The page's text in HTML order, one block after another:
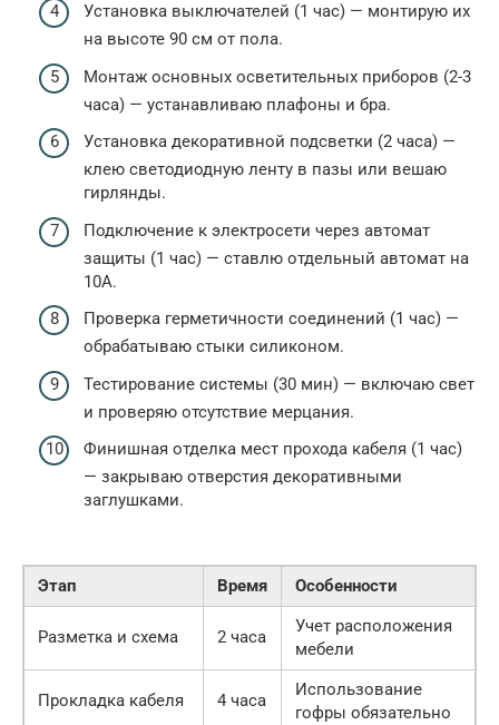
Установка выключателей (1 час) — монтирую их
на высоте 90 см от пола.
Монтаж основных осветительных приборов (2-3
часа) — устанавливаю плафоны и бра.
Установка декоративной подсветки (2 часа) —
клею светодиодную ленту в пазы или вешаю
гирлянды.
Подключение к электросети через автомат
защиты (1 час) — ставлю отдельный автомат на
10А.
Проверка герметичности соединений (1 час) —
обрабатываю стыки силиконом.
Тестирование системы (30 мин) — включаю свет
и проверяю отсутствие мерцания.
Финишная отделка мест прохода кабеля (1 час)
— закрываю отверстия декоративными
заглушками.
Этап Время Особенности
Разметка и схема 2 часа
Учет расположения
мебели
Прокладка кабеля 4 часа
Использование
гофры обязательно